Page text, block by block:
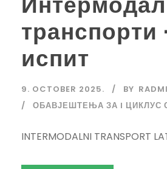
транспорти
испит
9. OCTOBER 2025. BY
ОБАВЈЕШТЕЊА ЗА I ЦИКЛУС
INTERMODALNI TRANSPORT